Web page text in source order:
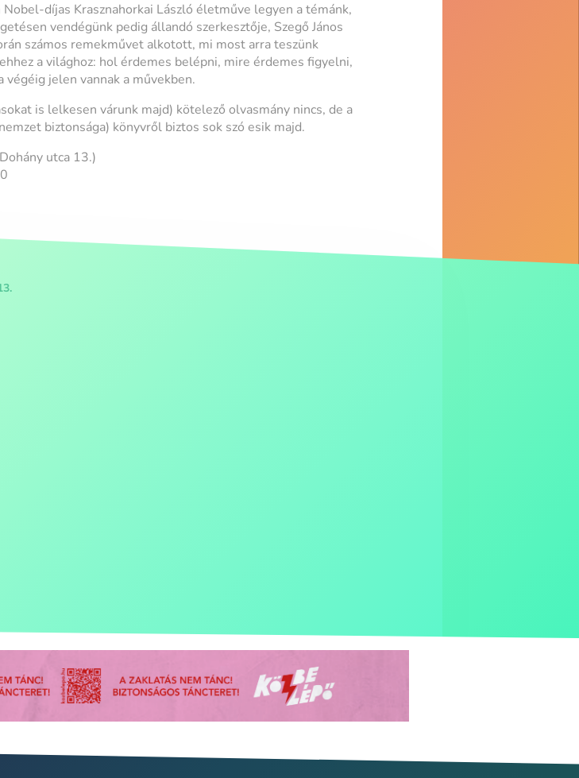
díjas Krasznahorkai László életműve legyen a témánk,
vendégünk pedig állandó szerkesztője, Szegő János
számos remekművet alkotott, mi most arra teszünk
a világhoz: hol érdemes belépni, mire érdemes figyelni,
jelen vannak a művekben.
is lelkesen várunk majd) kötelező olvasmány nincs, de a
biztonsága) könyvről biztos sok szó esik majd.
utca 13.)